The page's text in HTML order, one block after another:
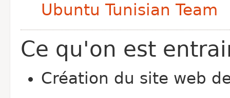
Ubuntu Tunisian Team
Ce qu'on est
Création du site web